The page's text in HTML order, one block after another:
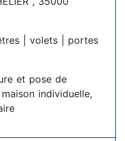
| volets | portes
et pose de
individuelle,